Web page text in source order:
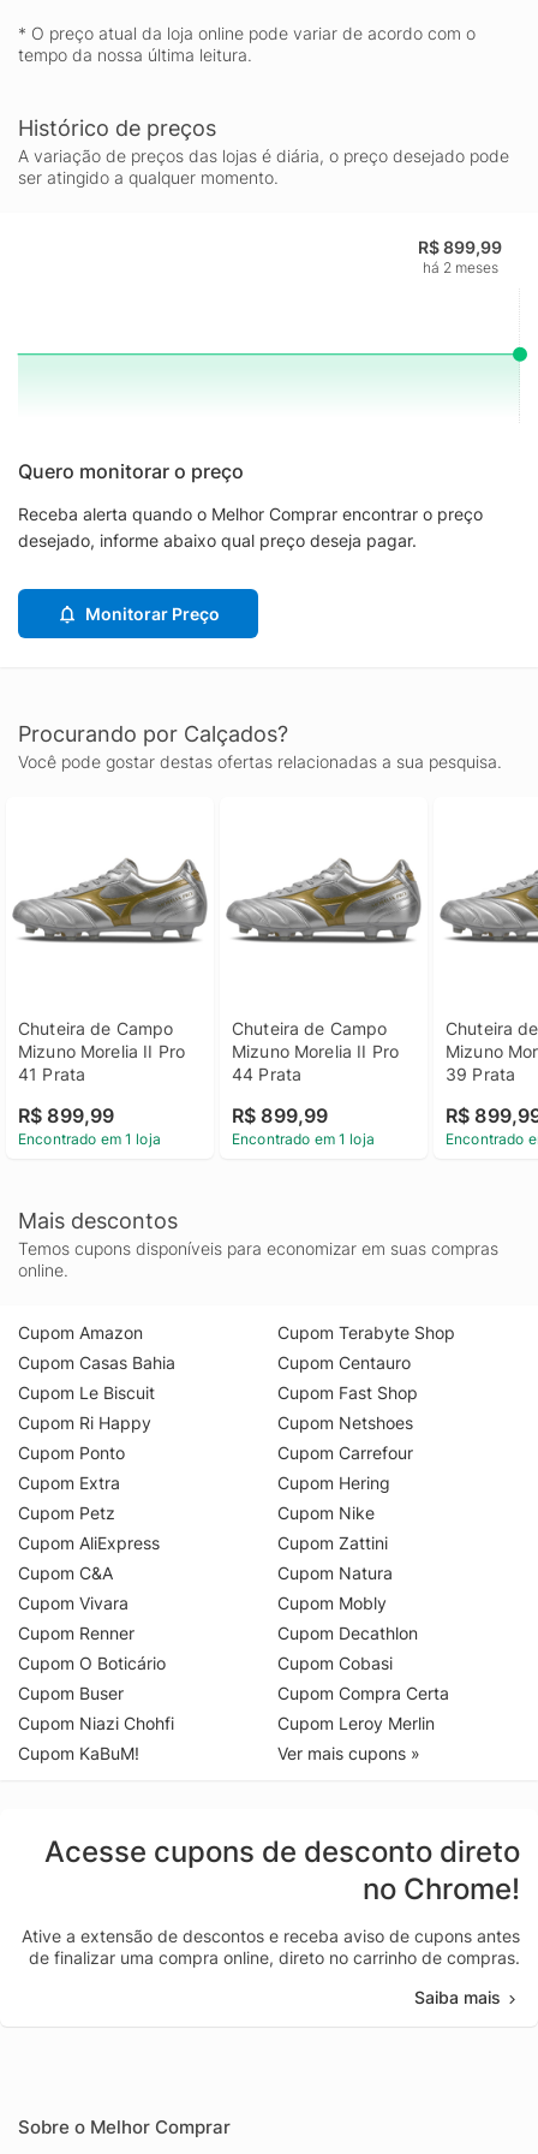
* O preço atual da loja online pode variar de acordo com o
tempo da nossa última leitura.
Histórico de preços
A variação de preços das lojas é diária, o preço desejado pode
ser atingido a qualquer momento.
R$ 899,99
há 2 meses
Quero monitorar o preço
Receba alerta quando o Melhor Comprar encontrar o preço
desejado, informe abaixo qual preço deseja pagar.
Monitorar Preço
Procurando por Calçados?
Você pode gostar destas ofertas relacionadas a sua pesquisa.
Chuteira de Campo
Mizuno Morelia II Pro
41 Prata
R$ 899,99
Encontrado em 1 loja
Chuteira de Campo
Mizuno Morelia II Pro
44 Prata
R$ 899,99
Encontrado em 1 loja
Chuteira
Mizuno
39 Prata
R$
Encontrado
Mais descontos
Temos cupons disponíveis para economizar em suas compras
online.
Cupom Amazon
Cupom Casas Bahia
Cupom Le Biscuit
Cupom Ri Happy
Cupom Ponto
Cupom Extra
Cupom Petz
Cupom AliExpress
Cupom C&A
Cupom Vivara
Cupom Renner
Cupom O Boticário
Cupom Buser
Cupom Niazi Chohfi
Cupom KaBuM!
Cupom Terabyte Shop
Cupom Centauro
Cupom Fast Shop
Cupom Netshoes
Cupom Carrefour
Cupom Hering
Cupom Nike
Cupom Zattini
Cupom Natura
Cupom Mobly
Cupom Decathlon
Cupom Cobasi
Cupom Compra Certa
Cupom Leroy Merlin
Ver mais cupons »
Acesse cupons de desconto direto
no Chrome!
Ative a extensão de descontos e receba aviso de cupons antes
de finalizar uma compra online, direto no carrinho de compras.
Saiba mais
Sobre o Melhor Comprar